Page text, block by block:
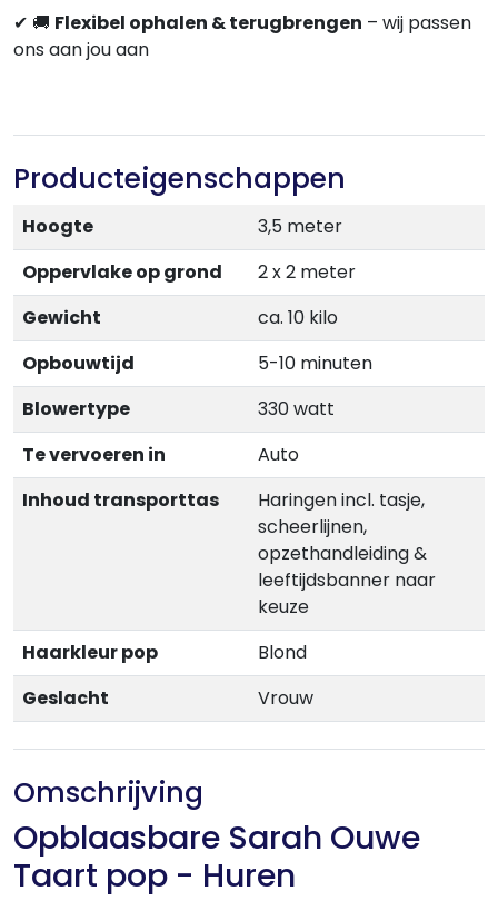
✔ 🚚 Flexibel ophalen & terugbrengen – wij passen
ons aan jou aan
Producteigenschappen
Hoogte
3,5 meter
Oppervlake op grond
2 x 2 meter
Gewicht
ca. 10 kilo
Opbouwtijd
5-10 minuten
Blowertype
330 watt
Te vervoeren in
Auto
Inhoud transporttas
Haringen incl. tasje,
scheerlijnen,
opzethandleiding &
leeftijdsbanner naar
keuze
Haarkleur pop
Blond
Geslacht
Vrouw
Omschrijving
Opblaasbare Sarah Ouwe
Taart pop - Huren